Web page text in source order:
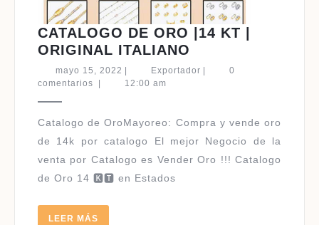
CATALOGO DE ORO |14 KT |
ORIGINAL ITALIANO
DE
KT
ORIGINAL
mayo 15, 2022 mayo
15,
ExportadorExportador
0
comentarios
12:00 am
de 14k por catalogo El mejor Negocio de la
venta por Catalogo es Vender Oro !!! Catalogo
de Oro 14 🅺🆃 en Estados
LEER MÁS